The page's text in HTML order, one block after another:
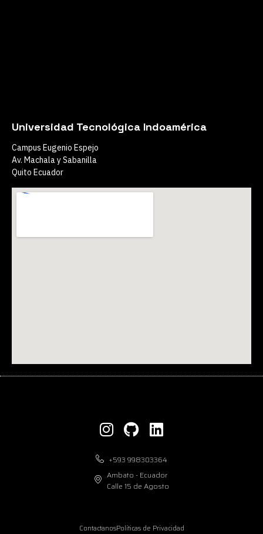
Universidad Tecnológica Indoamérica
Campus Eugenio Espejo
Av. Machala y Sabanilla
Quito Ecuador
+593 998303364
Ambato - Ecuador
Calle 15 de Agosto
ContactanosPolíticas de Privacidad